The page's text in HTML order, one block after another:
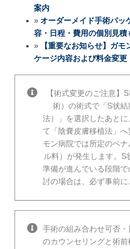
案内
» オーダーメイド手術パッ
容・日程・費用の個別見積
»
【重要なお知らせ】ガモ
ケージ内容および料金変更
【術式変更のご注意】
術）の術式で「S状
法）」を選択したあと
て「陰嚢皮膚移植法」
モン病院では所定のペ
ル料）が発生します。S
準備が進んでいる段階
討の場合は、必ず事前に
手術の組み合わせ可否
のカウンセリングと術前